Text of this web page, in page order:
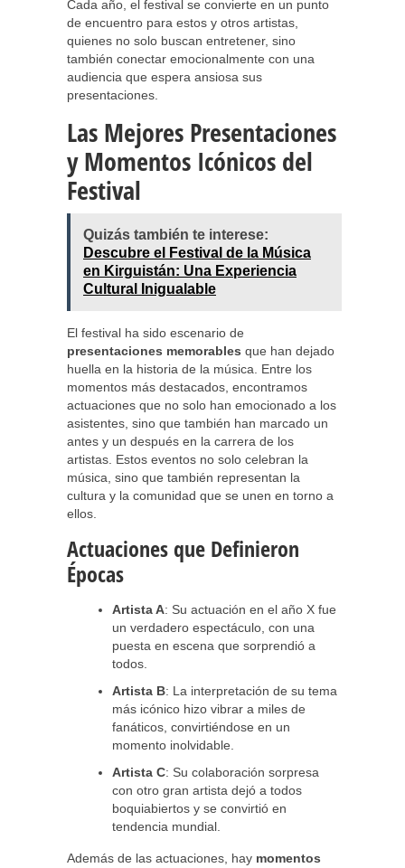
Cada año, el festival se convierte en un punto
de encuentro para estos y otros artistas,
quienes no solo buscan entretener, sino
también conectar emocionalmente con una
audiencia que espera ansiosa sus
presentaciones.
Las Mejores Presentaciones
y Momentos Icónicos del
Festival
Quizás también te interese:
Descubre el Festival de la Música
en Kirguistán: Una Experiencia
Cultural Inigualable
El festival ha sido escenario de
presentaciones memorables que han dejado
huella en la historia de la música. Entre los
momentos más destacados, encontramos
actuaciones que no solo han emocionado a los
asistentes, sino que también han marcado un
antes y un después en la carrera de los
artistas. Estos eventos no solo celebran la
música, sino que también representan la
cultura y la comunidad que se unen en torno a
ellos.
Actuaciones que Definieron
Épocas
Artista A: Su actuación en el año X fue
un verdadero espectáculo, con una
puesta en escena que sorprendió a
todos.
Artista B: La interpretación de su tema
más icónico hizo vibrar a miles de
fanáticos, convirtiéndose en un
momento inolvidable.
Artista C: Su colaboración sorpresa
con otro gran artista dejó a todos
boquiabiertos y se convirtió en
tendencia mundial.
Además de las actuaciones, hay momentos